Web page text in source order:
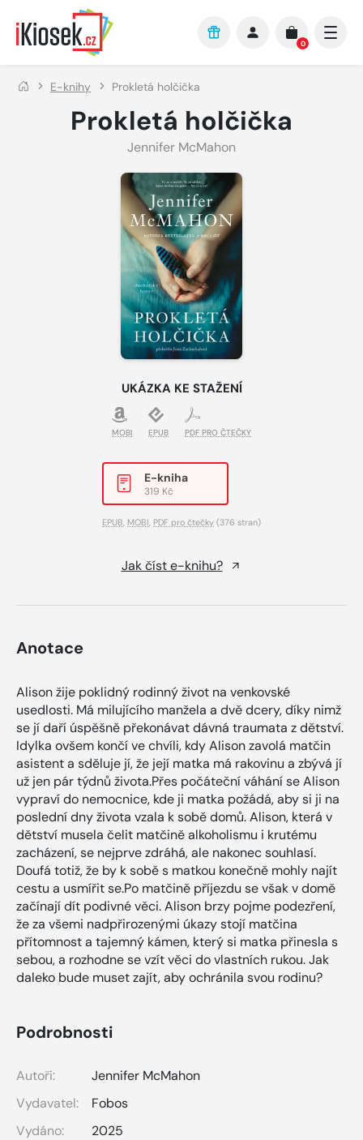
Přejít na hlavní obsah
0
E-knihy Prokletá holčička
Prokletá holčička
Jennifer McMahon
UKÁZKA KE STAŽENÍ
MOBI EPUB PDF PRO ČTEČKY
E-kniha
319 Kč
EPUB MOBI PDF pro čtečky (376 stran)
Jak číst e-knihu?
Anotace
Alison žije poklidný rodinný život na venkovské
usedlosti. Má milujícího manžela a dvě dcery, díky nimž
se jí daří úspěšně překonávat dávná traumata z dětství.
Idylka ovšem končí ve chvíli, kdy Alison zavolá matčin
asistent a sděluje jí, že její matka má rakovinu a zbývá jí
už jen pár týdnů života.Přes počáteční váhání se Alison
vypraví do nemocnice, kde ji matka požádá, aby si ji na
poslední dny života vzala k sobě domů. Alison, která v
dětství musela čelit matčině alkoholismu i krutému
zacházení, se nejprve zdráhá, ale nakonec souhlasí.
Doufá totiž, že by k sobě s matkou konečně mohly najít
cestu a usmířit se.Po matčině příjezdu se však v domě
začínají dít podivné věci. Alison brzy pojme podezření,
že za všemi nadpřirozenými úkazy stojí matčina
přítomnost a tajemný kámen, který si matka přinesla s
sebou, a rozhodne se vzít věci do vlastních rukou. Jak
daleko bude muset zajít, aby ochránila svou rodinu?
Podrobnosti
Autoři:
Jennifer McMahon
Vydavatel:
Fobos
Vydáno:
2025